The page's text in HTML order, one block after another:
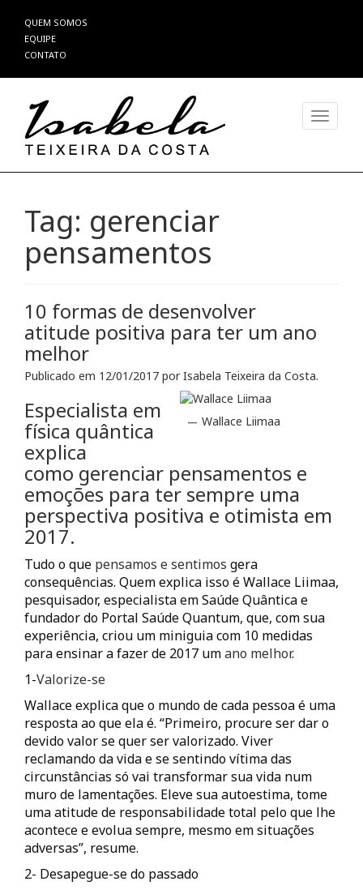
Pular
para
o
QUEM SOMOS
EQUIPE
CONTATO
Tag: gerenciar
pensamentos
10 formas de desenvolver
atitude positiva para ter um ano
melhor
Publicado em 12/01/2017 porIsabela Teixeira da Costa.
Wallace Liimaa
Especialista em
física quântica
explica
como gerenciar pensamentos e
emoções para ter sempre uma
perspectiva positiva e otimista em
2017.
Tudo o que pensamos e sentimos gera
consequências. Quem explica isso é Wallace Liimaa,
pesquisador, especialista em Saúde Quântica e
fundador do Portal Saúde Quantum, que, com sua
experiência, criou um miniguia com 10 medidas
para ensinar a fazer de 2017 umano melhor.
1-Valorize-se
Wallace explica que o mundo de cada pessoa é uma
resposta ao que ela é. “Primeiro, procure ser dar o
devido valor se quer ser valorizado. Viver
reclamando da vida e se sentindo vítima das
circunstâncias só vai transformar sua vida num
muro de lamentações. Eleve sua autoestima, tome
uma atitude de responsabilidade total pelo que lhe
acontece e evolua sempre, mesmo em situações
adversas”, resume.
2- Desapegue-se do passado